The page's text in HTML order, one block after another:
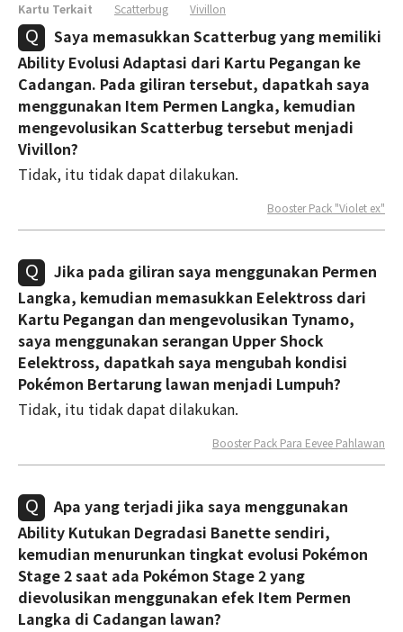
Kartu Terkait Scatterbug Vivillon
Saya memasukkan Scatterbug yang memiliki
Ability Evolusi Adaptasi dari Kartu Pegangan ke
Cadangan. Pada giliran tersebut, dapatkah saya
menggunakan Item Permen Langka, kemudian
mengevolusikan Scatterbug tersebut menjadi
Vivillon?
Tidak, itu tidak dapat dilakukan.
Booster Pack "Violet ex"
Jika pada giliran saya menggunakan Permen
Langka, kemudian memasukkan Eelektross dari
Kartu Pegangan dan mengevolusikan Tynamo,
saya menggunakan serangan Upper Shock
Eelektross, dapatkah saya mengubah kondisi
Pokémon Bertarung lawan menjadi Lumpuh?
Tidak, itu tidak dapat dilakukan.
Booster Pack Para Eevee Pahlawan
Apa yang terjadi jika saya menggunakan
Ability Kutukan Degradasi Banette sendiri,
kemudian menurunkan tingkat evolusi Pokémon
Stage 2 saat ada Pokémon Stage 2 yang
dievolusikan menggunakan efek Item Permen
Langka di Cadangan lawan?